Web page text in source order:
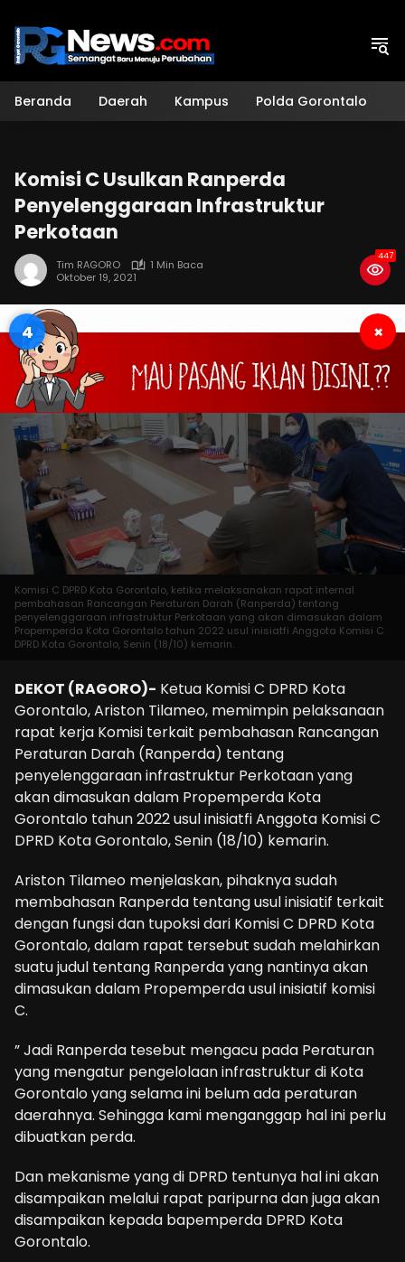
konten
Beranda Daerah Kampus Polda Gorontalo
Komisi C Usulkan Ranperda
Penyelenggaraan Infrastruktur
Perkotaan
Tim RAGORO
1 Min Baca
Oktober 19, 2021
447
3 ×
Komisi C DPRD Kota Gorontalo, ketika melaksanakan rapat internal
pembahasan Rancangan Peraturan Darah (Ranperda) tentang
penyelenggaraan infrastruktur Perkotaan yang akan dimasukan dalam
Propemperda Kota Gorontalo tahun 2022 usul inisiatfi Anggota Komisi C
DPRD Kota Gorontalo, Senin (18/10) kemarin.
DEKOT (RAGORO)- Ketua Komisi C DPRD Kota
Gorontalo, Ariston Tilameo, memimpin pelaksanaan
rapat kerja Komisi terkait pembahasan Rancangan
Peraturan Darah (Ranperda) tentang
penyelenggaraan infrastruktur Perkotaan yang
akan dimasukan dalam Propemperda Kota
Gorontalo tahun 2022 usul inisiatfi Anggota Komisi C
DPRD Kota Gorontalo, Senin (18/10) kemarin.
Ariston Tilameo menjelaskan, pihaknya sudah
membahasan Ranperda tentang usul inisiatif terkait
dengan fungsi dan tupoksi dari Komisi C DPRD Kota
Gorontalo, dalam rapat tersebut sudah melahirkan
suatu judul tentang Ranperda yang nantinya akan
dimasukan dalam Propemperda usul inisiatif komisi
C.
” Jadi Ranperda tesebut mengacu pada Peraturan
yang mengatur pengelolaan infrastruktur di Kota
Gorontalo yang selama ini belum ada peraturan
daerahnya. Sehingga kami menganggap hal ini perlu
dibuatkan perda.
Dan mekanisme yang di DPRD tentunya hal ini akan
disampaikan melalui rapat paripurna dan juga akan
disampaikan kepada bapemperda DPRD Kota
Gorontalo.